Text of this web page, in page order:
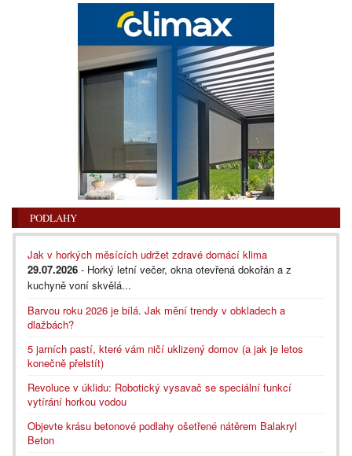
PODLAHY
Jak v horkých měsících udržet zdravé domácí klima
29.07.2026 - Horký letní večer, okna otevřená dokořán a z
kuchyně voní skvělá...
Barvou roku 2026 je bílá. Jak mění trendy v obkladech a
dlažbách?
5 jarních pastí, které vám ničí uklizený domov (a jak je letos
konečně přelstít)
Revoluce v úklidu: Robotický vysavač se speciální funkcí
vytírání horkou vodou
Objevte krásu betonové podlahy ošetřené nátěrem Balakryl
Beton